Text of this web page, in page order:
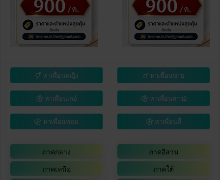
หาเพื่อนหญิง หาเพื่อนชาย
หาเพื่อนเกย์ หาเพื่อนสาว2
หาเพื่อนทอม หาเพื่อนดี้
ภาคกลาง
ภาคอีสาน
ภาคเหนือ
ภาคใต้